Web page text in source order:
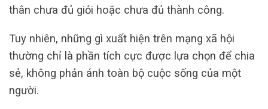
thân chưa đủ giỏi hoặc chưa đủ thành công.
Tuy nhiên, những gì xuất hiện trên mạng xã hội
thường chỉ là phần tích cực được lựa chọn để chia
sẻ, không phản ánh toàn bộ cuộc sống của một
người.